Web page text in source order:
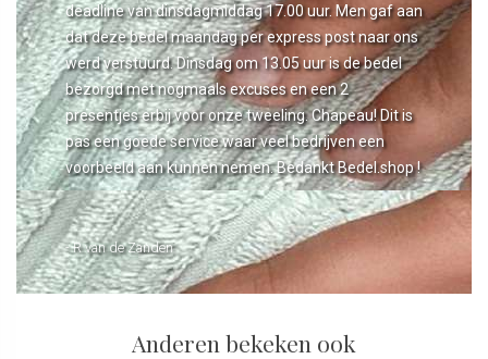
deadline van dinsdagmiddag 17.00 uur. Men gaf aan
dat deze bedel maandag per express post naar ons
werd verstuurd. Dinsdag om 13.05 uur is de bedel
bezorgd met nogmaals excuses en een 2
presentjes erbij voor onze tweeling. Chapeau! Dit is
pas een goede service waar veel bedrijven een
voorbeeld aan kunnen nemen. Bedankt Bedel.shop !
- R van de Zanden
Anderen bekeken ook